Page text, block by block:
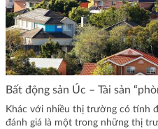
Bất động sản Úc – Tài sản
Khác với nhiều thị trường có tính
đánh giá là một trong những thị